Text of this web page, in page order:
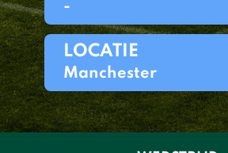
-
LOCATIE
Manchester